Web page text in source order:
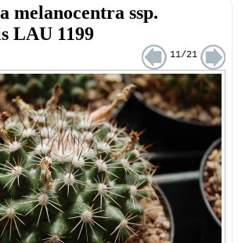
melanocentra ssp.
LAU 1199
11/21